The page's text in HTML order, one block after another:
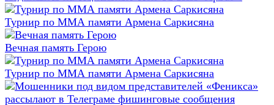
Турнир по ММА памяти Армена Саркисяна
Вечная память Герою
Турнир по ММА памяти Армена Саркисяна